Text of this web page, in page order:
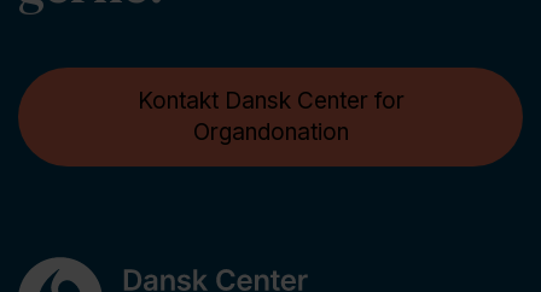
Kontakt Dansk Center for
Organdonation